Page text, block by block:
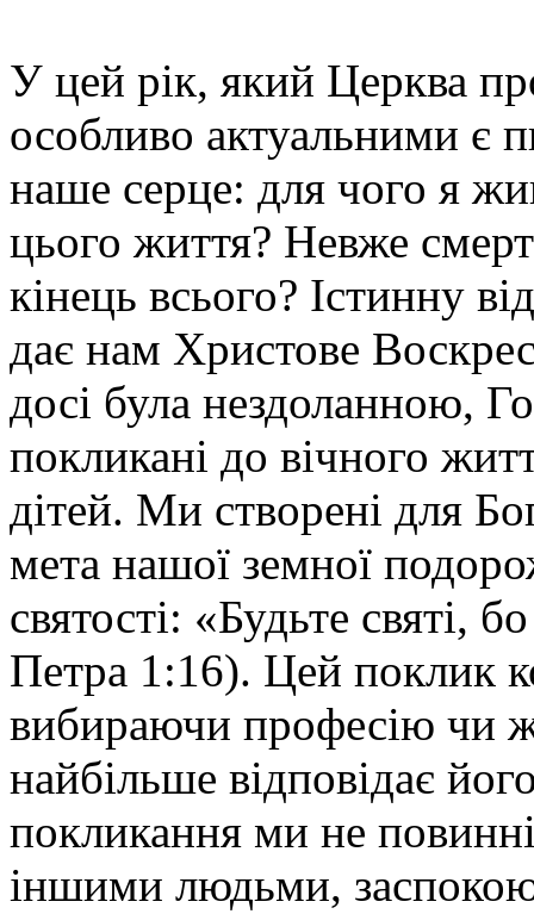
У цей рік, який Церква
особливо актуальними є
наше серце: для чого я
цього життя? Невже
кінець всього? Істинну
дає нам Христове
досі була нездоланною,
покликані до вічного
дітей. Ми створені для
мета нашої земної
святості: «Будьте святі,
Петра 1:16). Цей поклик
вибираючи професію чи
найбільше відповідає
покликання ми не
іншими людьми,